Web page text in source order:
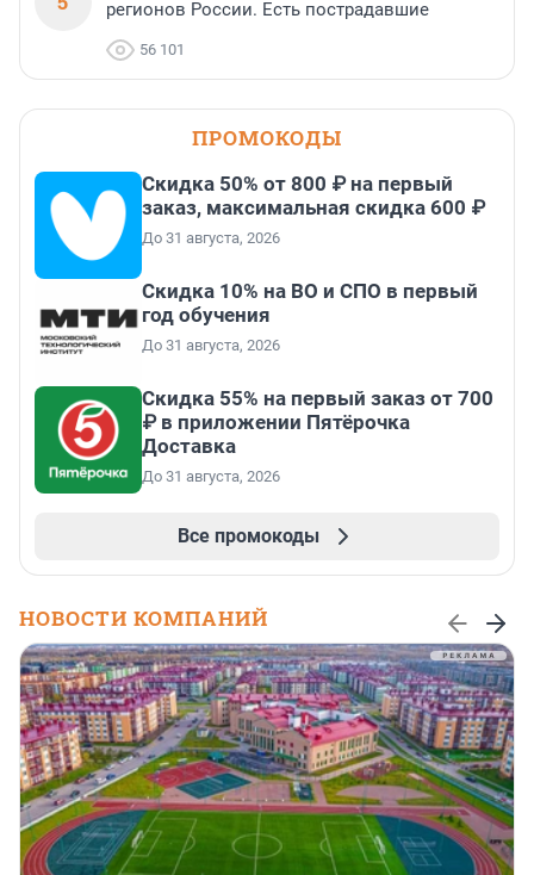
регионов России. Есть пострадавшие
56 101
ПРОМОКОДЫ
Скидка 50% от 800 ₽ на первый
заказ, максимальная скидка 600 ₽
До 31 августа, 2026
Скидка 10% на ВО и СПО в первый
год обучения
До 31 августа, 2026
Скидка 55% на первый заказ от 700
₽ в приложении Пятёрочка
Доставка
До 31 августа, 2026
Все промокоды
НОВОСТИ КОМПАНИЙ